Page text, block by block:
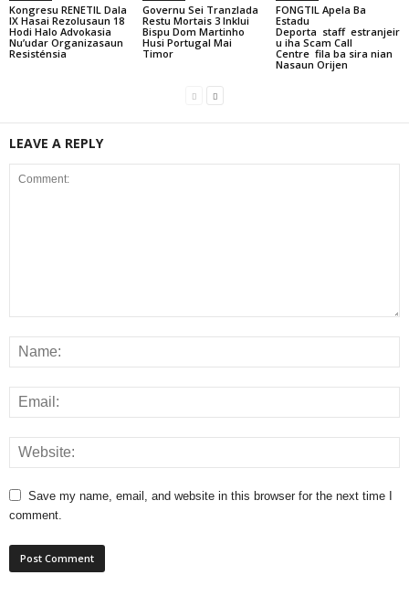
Kongresu RENETIL Dala
IX Hasai Rezolusaun 18
Hodi Halo Advokasia
Nu’udar Organizasaun
Resisténsia
Governu Sei Tranzlada
Restu Mortais 3 Inklui
Bispu Dom Martinho
Husi Portugal Mai
Timor
FONGTIL Apela Ba
Estadu
Deporta staff estranjeir
u iha Scam Call
Centre fila ba sira nian
Nasaun Orijen
LEAVE A REPLY
Save my name, email, and website in this browser for the next time I
comment.